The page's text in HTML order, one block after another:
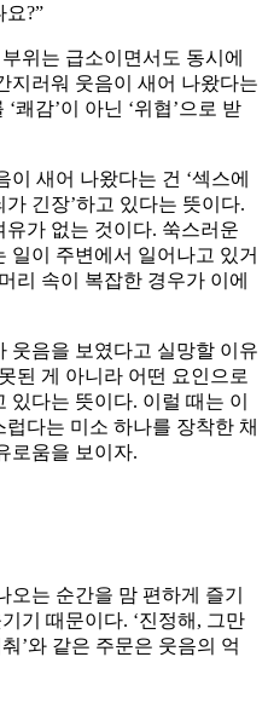
?”
위는 급소이면서도 동시에
지러워 웃음이 새어 나왔다는
쾌감’이 아닌 ‘위협’으로 받
새어 나왔다는 건 ‘섹스에
긴장’하고 있다는 뜻이다.
가 없는 것이다. 쑥스러운
일이 주변에서 일어나고 있거
리 속이 복잡한 경우가 이에
웃음을 보였다고 실망할 이유
된 게 아니라 어떤 요인으로
다는 뜻이다. 이럴 때는 이
다는 미소 하나를 장착한 채
로움을 보이자.
는 순간을 맘 편하게 즐기
기 때문이다. ‘진정해, 그만
’와 같은 주문은 웃음의 억